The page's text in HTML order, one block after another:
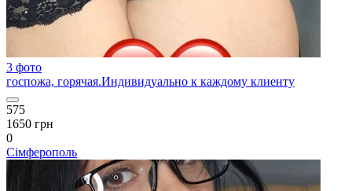
3 фото
госпожа, горячая.Индивидуально к каждому клиенту
575
1650 грн
0
Сімферополь